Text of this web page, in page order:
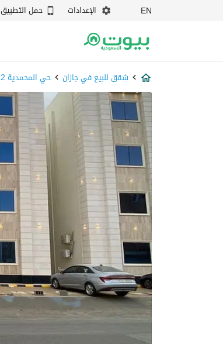
EN الإعدادات حمل التطبيق
شقق للبيع في جازان حي المحمدية 2